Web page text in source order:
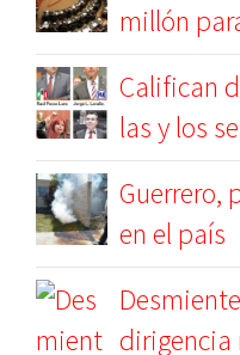
millón
Califican
las y los
Guerrero,
en el país